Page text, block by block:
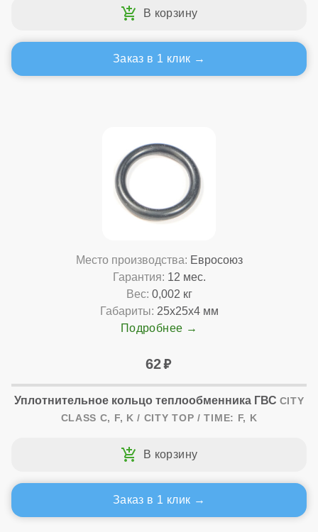
Заказ в 1 клик
Место производства: Евросоюз
Гарантия: 12 мес.
Вес: 0,002 кг
Габариты: 25x25x4 мм
Подробнее
62
Уплотнительное кольцо теплообменника ГВС CITY
CLASS C, F, K / CITY TOP / TIME: F, K
Заказ в 1 клик